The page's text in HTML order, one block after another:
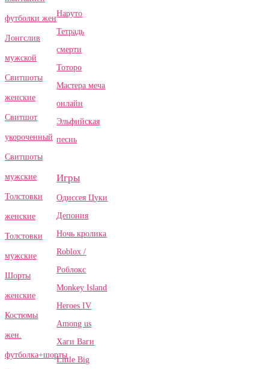
футболки жен
Лонгслив
мужской
Свитшоты
женские
Свитшот
укороченный
Свитшоты
мужские
Толстовки
женские
Толстовки
мужские
Шорты
женские
Костюмы
жен.
футболка+шорты
Наруто
Тетрадь
смерти
Тоторо
Мастера меча
онлайн
Эльфийская
песнь
Игры
Одиссея Цуки
Депония
Ночь кролика
Roblox /
Роблокс
Monkey Island
Heroes IV
Among us
Хаги Ваги
Little Big